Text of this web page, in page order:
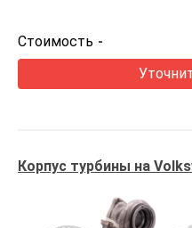
Стоимость -
Корпус турбины на